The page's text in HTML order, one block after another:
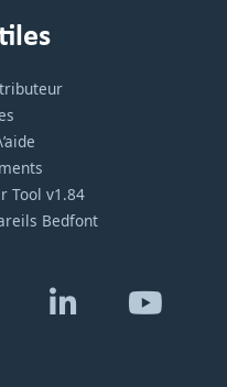
Tool v1.84
Bedfont